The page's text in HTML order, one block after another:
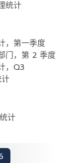
统计
，第一季度
门，第 2 季度
，Q3
计